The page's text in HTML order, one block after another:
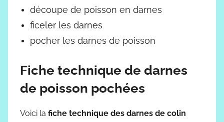
découpe de poisson en darnes
ficeler les darnes
pocher les darnes de poisson
Fiche technique de darnes
de poisson pochées
Voici la fiche technique des darnes de colin